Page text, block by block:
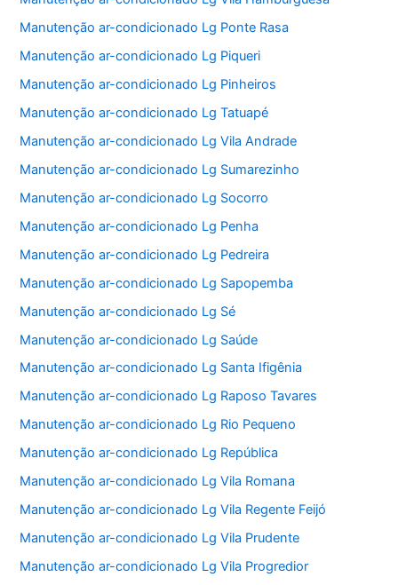
Manutenção ar-condicionado Lg Ponte Rasa
Manutenção ar-condicionado Lg Piqueri
Manutenção ar-condicionado Lg Pinheiros
Manutenção ar-condicionado Lg Tatuapé
Manutenção ar-condicionado Lg Vila Andrade
Manutenção ar-condicionado Lg Sumarezinho
Manutenção ar-condicionado Lg Socorro
Manutenção ar-condicionado Lg Penha
Manutenção ar-condicionado Lg Pedreira
Manutenção ar-condicionado Lg Sapopemba
Manutenção ar-condicionado Lg Sé
Manutenção ar-condicionado Lg Saúde
Manutenção ar-condicionado Lg Santa Ifigênia
Manutenção ar-condicionado Lg Raposo Tavares
Manutenção ar-condicionado Lg Rio Pequeno
Manutenção ar-condicionado Lg República
Manutenção ar-condicionado Lg Vila Romana
Manutenção ar-condicionado Lg Vila Regente Feijó
Manutenção ar-condicionado Lg Vila Prudente
Manutenção ar-condicionado Lg Vila Progredior